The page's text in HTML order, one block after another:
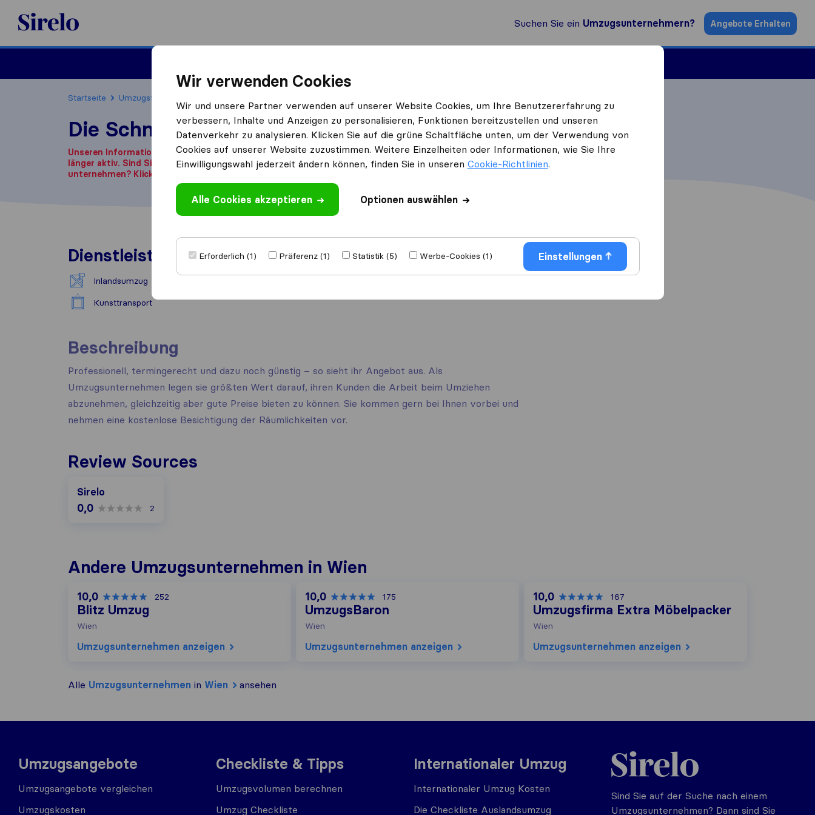
Sirelo.at
Suchen Sie ein Umzugsunternehmern? Angebote Erhalten
Startseite Umzugsfirmen
Die Schnell Möbelpacker
Unseren Informationen zufolge ist dieses Unternehmen nicht
länger aktiv. Sind Sie auf der Suche nach einem Umzugs​
unternehmen? Klicken Sie
Dienstleistungen
Inlandsumzug
Kunsttransport
Beschreibung
Professionell, termingerecht und dazu noch günstig – so sieht ihr Angebot aus. Als
Umzugsunternehmen legen sie größten Wert darauf, ihren Kunden die Arbeit beim Umziehen
abzunehmen, gleichzeitig aber gute Preise bieten zu können. Sie kommen gern bei Ihnen vorbei und
nehmen eine kostenlose Besichtigung der Räumlichkeiten vor.
Review Sources
Sirelo
0,0 2
Andere Umzugs​unternehmen in Wien
10,0 252
Blitz Umzug
Wien
Umzugs​unternehmen anzeigen
10,0 175
UmzugsBaron
Wien
Umzugs​unternehmen anzeigen
10,0 167
Umzugsfirma Extra Möbelpacker
Wien
Umzugs​unternehmen anzeigen
Alle Umzugs​unternehmen in Wien ansehen
Umzugsangebote
Umzugsangebote vergleichen
Umzugskosten
Checkliste & Tipps
Umzugsvolumen berechnen
Umzug Checkliste
Internationaler Umzug
Internationaler Umzug Kosten
Die Checkliste Auslandsumzug
Sirelo.at
Sind Sie auf der Suche nach einem
Umzugsunternehmen? Dann sind Sie
Wir verwenden Cookies
Wir und unsere Partner verwenden auf unserer Website Cookies, um Ihre Benutzererfahrung zu
verbessern, Inhalte und Anzeigen zu personalisieren, Funktionen bereitzustellen und unseren
Datenverkehr zu analysieren. Klicken Sie auf die grüne Schaltfläche unten, um der Verwendung von
Cookies auf unserer Website zuzustimmen. Weitere Einzelheiten oder Informationen, wie Sie Ihre
Einwilligungswahl jederzeit ändern können, finden Sie in unseren Cookie-Richtlinien.
Alle Cookies akzeptieren Optionen auswählen
Erforderlich (1) Präferenz (1) Statistik (5) Werbe-Cookies (1) Einstellungen